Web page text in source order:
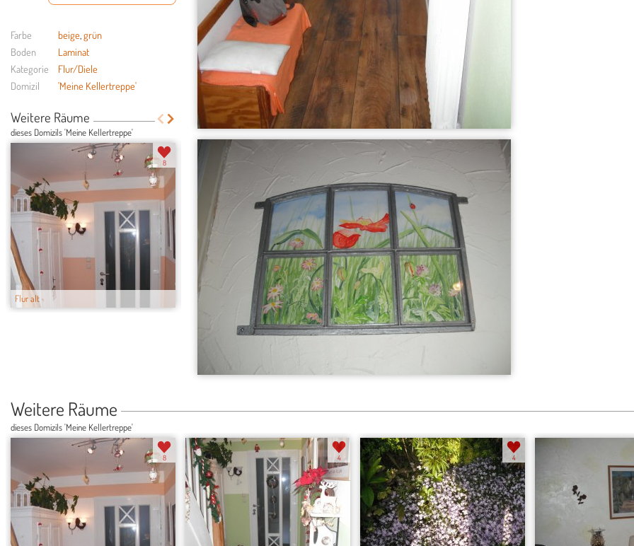
Farbe beige,grün
Boden
Laminat
Kategorie
Flur/Diele
Domizil
'Meine Kellertreppe'
Weitere Räume
dieses Domizils 'Meine Kellertreppe'
Flur alt
8
Flur neu Garten Frühjahr...
Weitere Räume
dieses Domizils 'Meine Kellertreppe'
8 4 4